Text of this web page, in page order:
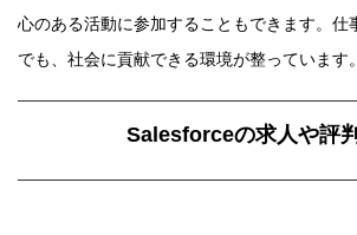
心のある活動に参加することもできます。仕
でも、社会に貢献できる環境が整っています。
Salesforceの求人や評